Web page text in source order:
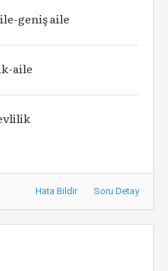
geniş aile
aile
Hata Bildir Soru Detay